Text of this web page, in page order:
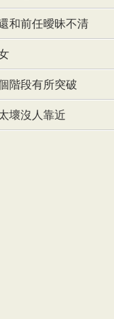
和前任曖昧不清
階段有所突破
壞沒人靠近